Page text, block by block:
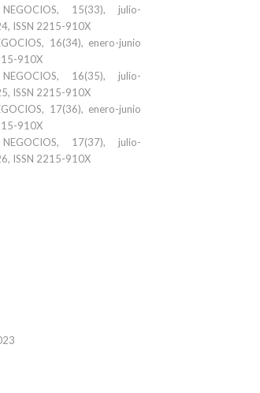
15(33), julio-
ISSN 2215-910X
16(34), enero-junio
910X
16(35), julio-
ISSN 2215-910X
17(36), enero-junio
910X
17(37), julio-
ISSN 2215-910X